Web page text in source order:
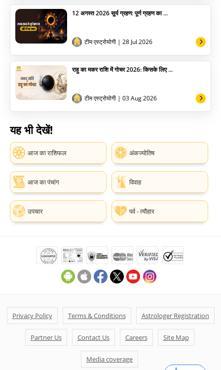
12 अगस्त 2026 सूर्य ग्रहण: पूर्ण ग्रहण का ...
टीम एस्ट्रोयोगी | 28 Jul 2026
राहु का मकर राशि में गोचर 2026: किसके लिए ...
टीम एस्ट्रोयोगी | 03 Aug 2026
यह भी देखें!
आज का राशिफल अंकज्योतिष
आज का पंचांग विवाह
उपचार पर्व - त्यौहार
Privacy Policy Terms & Conditions Astrologer Registration
Partner Us Contact Us Careers Site Map
Media coverage